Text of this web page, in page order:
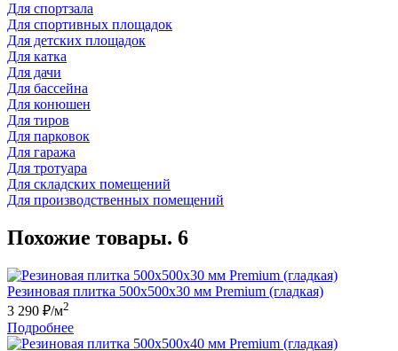
Для спортзала
Для спортивных площадок
Для детских площадок
Для катка
Для дачи
Для бaссейна
Для конюшен
Для тиров
Для парковок
Для гаража
Для тротуара
Для складских помещений
Для производственных помещений
Похожие товары. 6
Резиновая плитка 500х500x30 мм Premium (гладкая)
3 290 ₽/м2
Подробнее